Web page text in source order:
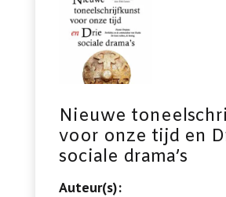
Nieuwe
voor onze tijd en
sociale drama’s
Auteur(s):